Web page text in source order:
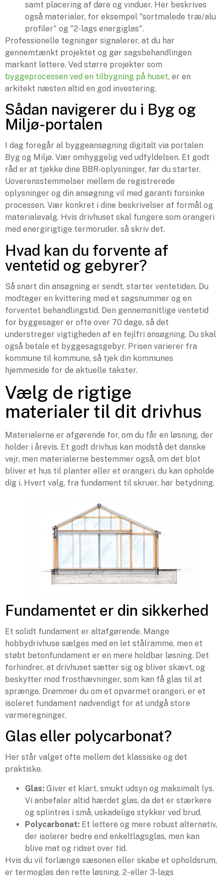
samt placering af døre og vinduer. Her beskrives
også materialer, for eksempel "sortmalede træ/alu
profiler" og "2-lags energiglas".
Professionelle tegninger signalerer, at du har
gennemtænkt projektet og gør sagsbehandlingen
markant lettere. Ved større projekter som
byggeprocessen ved en tilbygning på huset, er en
arkitekt næsten altid en god investering.
Sådan navigerer du i Byg og
Miljø-portalen
I dag foregår al byggeansøgning digitalt via portalen
Byg og Miljø. Vær omhyggelig ved udfyldelsen. Et godt
råd er at tjekke dine BBR-oplysninger, før du starter.
Uoverensstemmelser mellem de registrerede
oplysninger og din ansøgning vil med garanti forsinke
processen. Vær konkret i dine beskrivelser af formål og
materialevalg. Hvis drivhuset skal fungere som orangeri
med energirigtige termoruder, så skriv det.
Hvad kan du forvente af
ventetid og gebyrer?
Så snart din ansøgning er sendt, starter ventetiden. Du
modtager en kvittering med et sagsnummer og en
forventet behandlingstid. Den gennemsnitlige ventetid
for byggesager er ofte over 70 dage, så det
understreger vigtigheden af en fejlfri ansøgning. Du skal
også betale et byggesagsgebyr. Prisen varierer fra
kommune til kommune, så tjek din kommunes
hjemmeside for de aktuelle takster.
Vælg de rigtige
materialer til dit drivhus
Materialerne er afgørende for, om du får en løsning, der
holder i årevis. Et godt drivhus kan modstå det danske
vejr, men materialerne bestemmer også, om det blot
bliver et hus til planter eller et orangeri, du kan opholde
dig i. Hvert valg, fra fundament til skruer, har betydning.
Fundamentet er din sikkerhed
Et solidt fundament er altafgørende. Mange
hobbydrivhuse sælges med en let stålramme, men et
støbt betonfundament er en mere holdbar løsning. Det
forhindrer, at drivhuset sætter sig og bliver skævt, og
beskytter mod frosthævninger, som kan få glas til at
sprænge. Drømmer du om et opvarmet orangeri, er et
isoleret fundament nødvendigt for at undgå store
varmeregninger.
Glas eller polycarbonat?
Her står valget ofte mellem det klassiske og det
praktiske.
Glas: Giver et klart, smukt udsyn og maksimalt lys.
Vi anbefaler altid hærdet glas, da det er stærkere
og splintres i små, uskadelige stykker ved brud.
Polycarbonat: Et lettere og mere robust alternativ,
der isolerer bedre end enkeltlagsglas, men kan
blive mat og ridset over tid.
Hvis du vil forlænge sæsonen eller skabe et opholdsrum,
er termoglas den rette løsning. 2- eller 3-lags